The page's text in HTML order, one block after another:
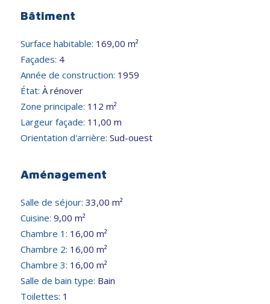
Bâtiment
Surface habitable: 169,00 m²
Façades: 4
Année de construction: 1959
État: À rénover
Zone principale: 112 m²
Largeur façade: 11,00 m
Orientation d'arrière: Sud-ouest
Aménagement
Salle de séjour: 33,00 m²
Cuisine: 9,00 m²
Chambre 1: 16,00 m²
Chambre 2: 16,00 m²
Chambre 3: 16,00 m²
Salle de bain type: Bain
Toilettes: 1